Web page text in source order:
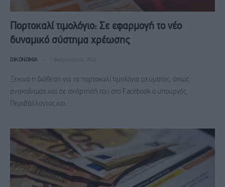
Πορτοκαλί τιμολόγιο: Σε εφαρμογή το νέο
δυναμικό σύστημα χρέωσης
ΟΙΚΟΝΟΜΊΑ 1 Φεβρουαρίου, 2026
Ξεκινά η διάθεση για τα πορτοκαλί τιμολόγια ρεύματος, όπως
ανακοίνωσε και σε ανάρτησή του στο Facebook ο υπουργός
Περιβάλλοντος και…